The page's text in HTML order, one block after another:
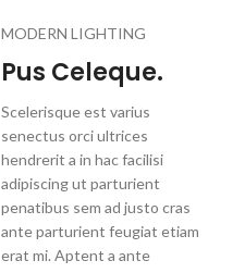
MODERN LIGHTING
Pus Celeque.
Scelerisque est varius
senectus orci ultrices
hendrerit a in hac facilisi
adipiscing ut parturient
penatibus sem ad justo cras
ante parturient feugiat etiam
erat mi. Aptent a ante